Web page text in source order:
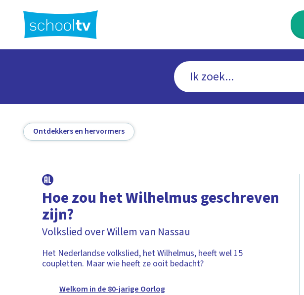
hoofdinhoud
Ontdekkers en hervormers
Hoe zou het Wilhelmus geschreven
zijn?
Volkslied over Willem van Nassau
Het Nederlandse volkslied, het Wilhelmus, heeft wel 15
coupletten. Maar wie heeft ze ooit bedacht?
Welkom in de 80-jarige Oorlog